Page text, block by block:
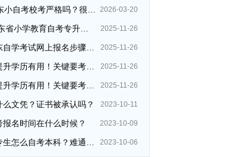
26年广东小自考校考严格吗？很简单吗？ 2026-03-20
2026广东省小学教育自考专升本考试科目（+指引） 2025-11-26
今年广东自学考试网上报名步骤（全） 2025-11-26
四十岁提升学历有用！关键要考哪种？这种最快最实用！ 2025-11-26
四十岁提升学历有用！关键要考哪种？这种最快最实用！ 2025-11-26
么文凭？证书被承认吗？ 2023-10-11
报名时间在什么时候？ 2023-10-09
在校大专生怎么自考本科？难通过吗？ 2023-10-06